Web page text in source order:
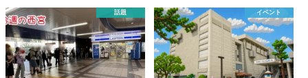
話題 イベント